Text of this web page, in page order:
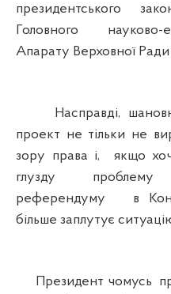
президентського
Головного науково-
Апарату Верховної Ради
Насправді, шановні
проект не тільки не
зору права і, якщо
глузду
референдуму в
більше заплутує
Президент чомусь